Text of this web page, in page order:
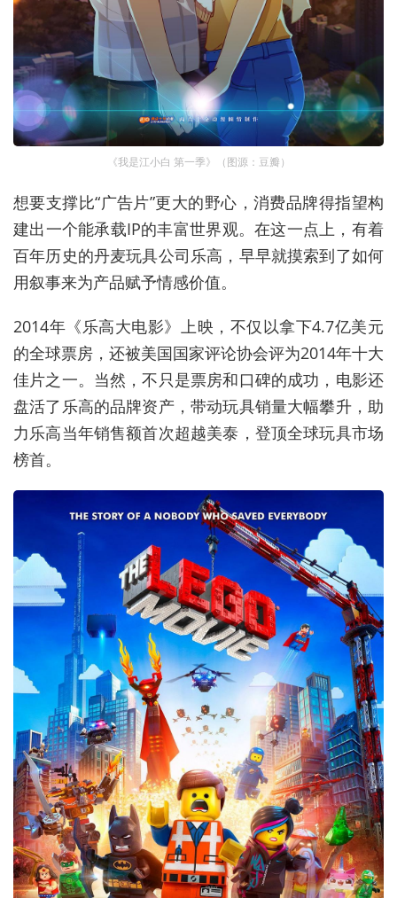
《我是江小白 第一季》（图源：豆瓣）
想要支撑比“广告片”更大的野心 ， 消费品牌得指望构
建出一个能承载IP的丰富世界观。在这一点上，有着
百年历史的丹麦玩具公司乐高，早早就摸索到了如何
用叙事来为产品赋予情感价值。
2014年《乐高大电影》上映，不仅以拿下4.7亿美元
的全球票房，还被美国国家评论协会评为2014年十大
佳片之一。当然，不只是票房和口碑的成功，电影还
盘活了乐高的品牌资产，带动玩具销量大幅攀升，助
力乐高当年销售额首次超越美泰，登顶全球玩具市场
榜首。